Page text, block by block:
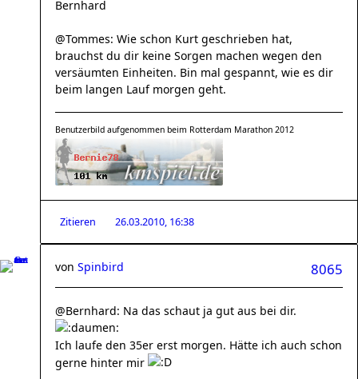
Bernhard
@Tommes: Wie schon Kurt geschrieben hat,
brauchst du dir keine Sorgen machen wegen den
versäumten Einheiten. Bin mal gespannt, wie es dir
beim langen Lauf morgen geht.
Benutzerbild aufgenommen beim Rotterdam Marathon 2012
Zitieren 26.03.2010, 16:38
8065
von Spinbird
@Bernhard: Na das schaut ja gut aus bei dir.
Ich laufe den 35er erst morgen. Hätte ich auch schon
gerne hinter mir